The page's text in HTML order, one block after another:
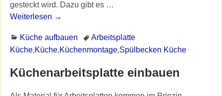
gesteckt wird. Dazu gibt es …
Weiterlesen →
Küche aufbauen
Arbeitsplatte
Küche,Küche,Küchenmontage,Spülbecken Küche
Küchenarbeitsplatte einbauen